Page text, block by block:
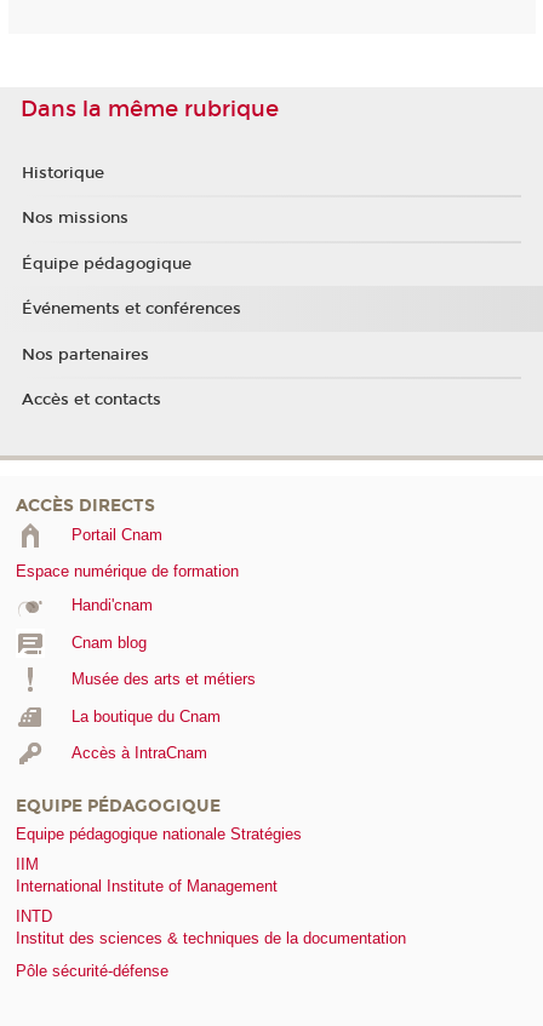
Dans la même rubrique
Historique
Nos missions
Équipe pédagogique
Événements et conférences
Nos partenaires
Accès et contacts
ACCÈS DIRECTS
Portail Cnam
Espace numérique de formation
Handi'cnam
Cnam blog
Musée des arts et métiers
La boutique du Cnam
Accès à IntraCnam
EQUIPE PÉDAGOGIQUE
Equipe pédagogique nationale Stratégies
IIM
International Institute of Management
INTD
Institut des sciences & techniques de la documentation
Pôle sécurité-défense